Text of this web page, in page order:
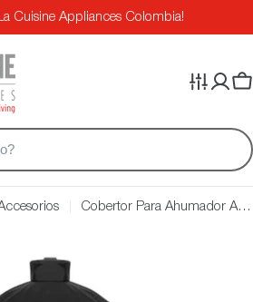
Cuisine Appliances Colombia!
Cobertor Para Ahumador Apollo 200K Napoleon